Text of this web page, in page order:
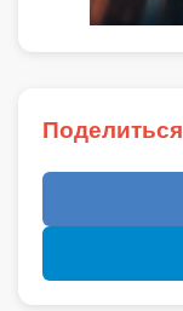
Поделиться